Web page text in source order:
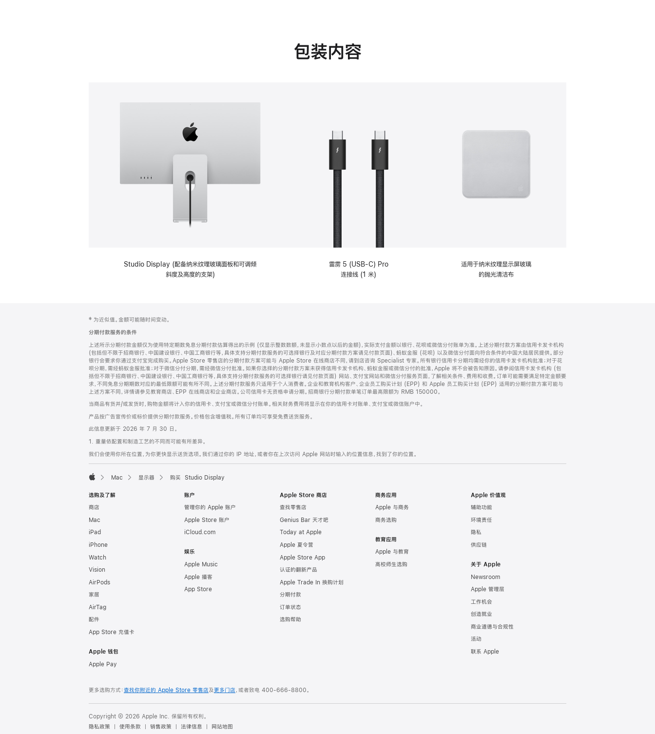
包装内容
Studio Display (配备纳米纹理玻璃面板和可调倾
斜度及高度的支架)
雷雳 5 (USB-C) Pro
连接线 (1 米)
适用于纳米纹理显示屏玻璃
的抛光清洁布
页
脚
注
‡ 为近似值。金额可能随时间变动。
分期付款服务的条件
上述所示分期付款金额仅为使用特定期数免息分期付款估算得出的示例 (仅显示整数数额，未显示小数点以后的金额)，实际支付金额以银行、花呗或微信分付账单为准。上述分期付款方案由信用卡发卡机构
(包括但不限于招商银行、中国建设银行、中国工商银行等，具体支持分期付款服务的可选择银行及对应分期付款方案请见付款页面)、蚂蚁金服 (花呗) 以及微信分付面向符合条件的中国大陆居民提供。部分
银行会要求你通过支付宝完成购买。Apple Store 零售店的分期付款方案可能与 Apple Store 在线商店不同，请到店咨询 Specialist 专家。所有银行信用卡分期均需经你的信用卡发卡机构批准；对于花
呗分期，需经蚂蚁金服批准；对于微信分付分期，需经微信分付批准。如果你选择的分期付款方案未获得信用卡发卡机构、蚂蚁金服或微信分付的批准，Apple 将不会被告知原因。请参阅信用卡发卡机构 (包
括但不限于招商银行、中国建设银行、中国工商银行等，具体支持分期付款服务的可选择银行请见付款页面) 网站、支付宝网站和微信分付服务页面，了解相关条件、费用和收费。订单可能需要满足特定金额要
求，不同免息分期期数对应的最低限额可能有所不同。上述分期付款服务只适用于个人消费者。企业和教育机构客户、企业员工购买计划 (EPP) 和 Apple 员工购买计划 (EPP) 适用的分期付款方案可能与
上述方案不同，详情请参见教育商店、EPP 在线商店和企业商店。公司信用卡无资格申请分期。招商银行分期付款单笔订单最高限额为 RMB 150000。
当商品有货并/或发货时，购物金额将计入你的信用卡、支付宝或微信分付账单。相关财务费用将显示在你的信用卡对账单、支付宝或微信账户中。
产品按广告宣传价或标价提供分期付款服务。价格包含增值税。所有订单均可享受免费送货服务。
此信息更新于 2026 年 7 月 30 日。
1. 重量依配置和制造工艺的不同而可能有所差异。
我们会使用你所在位置，为你更快显示送货选项。我们通过你的 IP 地址，或者你在上次访问 Apple 网站时输入的位置信息，找到了你的位置。
Mac 显示器 购买 Studio Display
选购及了解
商店
Mac
iPad
iPhone
Watch
Vision
AirPods
家居
AirTag
配件
App Store 充值卡
Apple 钱包
Apple Pay
账户
管理你的 Apple 账户
Apple Store 账户
iCloud.com
娱乐
Apple Music
Apple 播客
App Store
Apple Store 商店
查找零售店
Genius Bar 天才吧
Today at Apple
Apple 夏令营
Apple Store App
认证的翻新产品
Apple Trade In 换购计划
分期付款
订单状态
选购帮助
商务应用
Apple 与商务
商务选购
教育应用
Apple 与教育
高校师生选购
Apple 价值观
辅助功能
环境责任
隐私
供应链
关于 Apple
Newsroom
Apple 管理层
工作机会
创造就业
商业道德与合规性
活动
联系 Apple
更多选购方式：查找你附近的 Apple Store 零售店及更多门店，或者致电 400-666-8800。
Copyright © 2026 Apple Inc. 保留所有权利。
隐私政策
使用条款 销售政策 法律信息 网站地图